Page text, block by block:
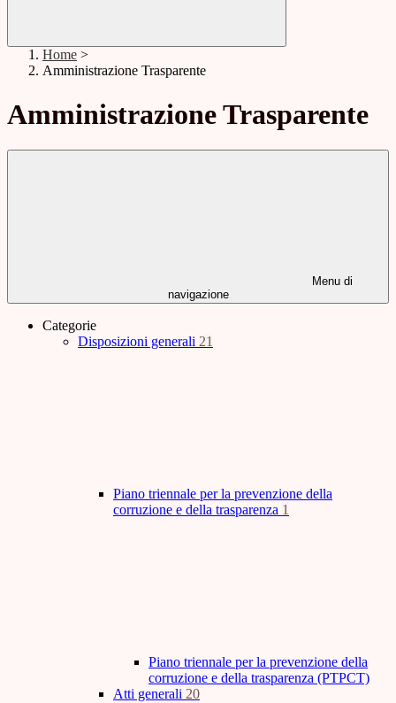
Home >
Amministrazione Trasparente
Amministrazione Trasparente
Menu di
navigazione
Categorie
Disposizioni generali 21
Piano triennale per la prevenzione della
corruzione e della trasparenza 1
Piano triennale per la prevenzione della
corruzione e della trasparenza (PTPCT)
Atti generali 20